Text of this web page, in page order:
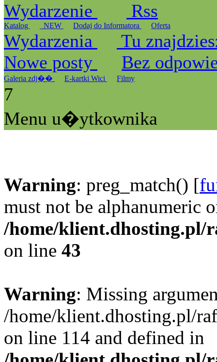
Wydarzenie
Rss
Katalog _NEW Dodaj do Informatora Oferta
Wydarzenia
Tu
Nowe posty
Bez
Galeria zdj�� E-kartki Wici Filmy
7
Menu u�ytkownika
Warning: preg_match() [
must not be alphanumeric
/home/klient.dhosting.pl/
on line 43
Warning: Missing
/home/klient.dhosting.pl/
on line 114 and defined in